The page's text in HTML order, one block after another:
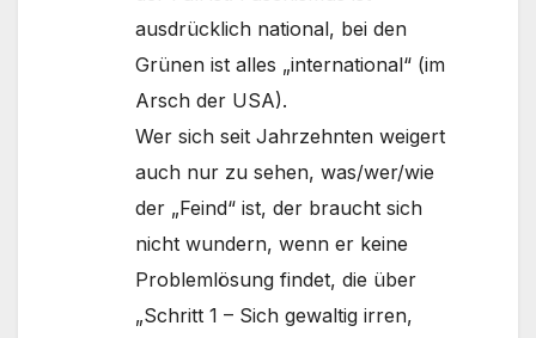
ausdrücklich national, bei den
Grünen ist alles „international“ (im
Arsch der USA).
Wer sich seit Jahrzehnten weigert
auch nur zu sehen, was/wer/wie
der „Feind“ ist, der braucht sich
nicht wundern, wenn er keine
Problemlösung findet, die über
„Schritt 1 – Sich gewaltig irren,